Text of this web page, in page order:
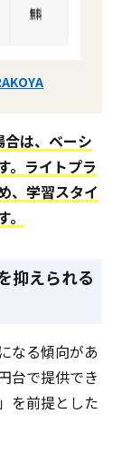
は、ベーシ
。ライトプラ
、学習スタイ
抑えられる
なる傾向があ
台で提供でき
を前提とした